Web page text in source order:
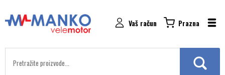
Vaš račun Prazna